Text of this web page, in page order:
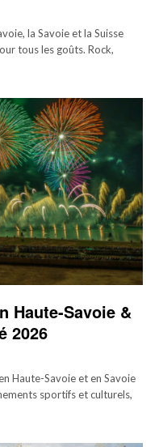
la Savoie et la Suisse
tous les goûts. Rock,
Haute-Savoie &
2026
Haute-Savoie et en Savoie
sportifs et culturels,